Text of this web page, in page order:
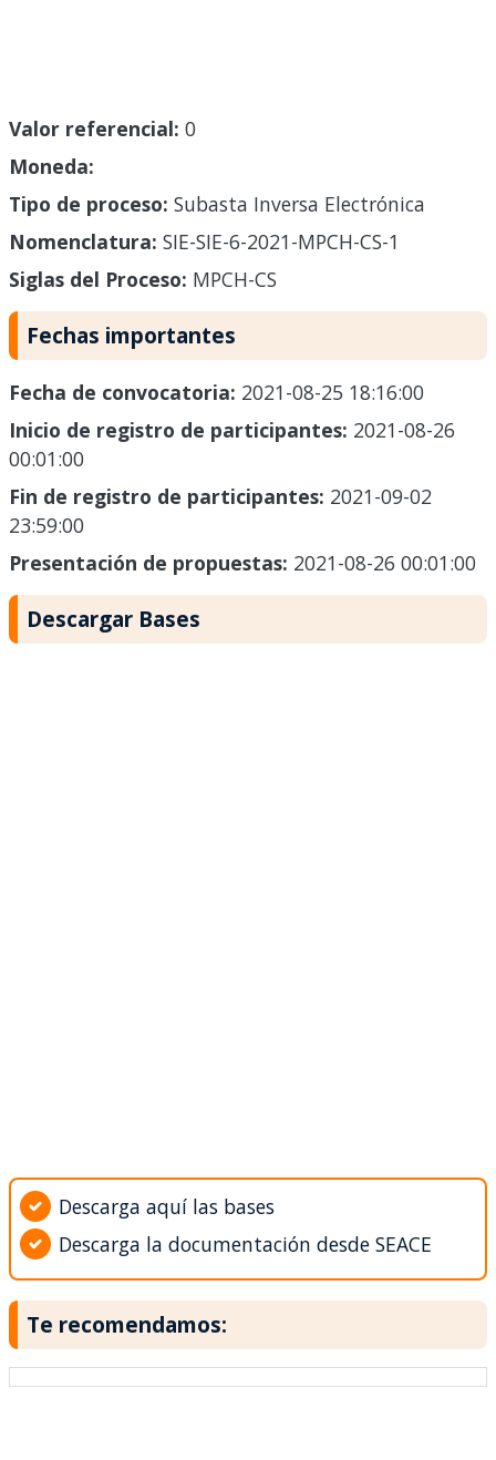
Valor referencial: 0
Moneda:
Tipo de proceso: Subasta Inversa Electrónica
Nomenclatura: SIE-SIE-6-2021-MPCH-CS-1
Siglas del Proceso: MPCH-CS
Fechas importantes
Fecha de convocatoria: 2021-08-25 18:16:00
Inicio de registro de participantes: 2021-08-26
00:01:00
Fin de registro de participantes: 2021-09-02
23:59:00
Presentación de propuestas: 2021-08-26 00:01:00
Descargar Bases
Descarga aquí las bases
Descarga la documentación desde SEACE
Te recomendamos: